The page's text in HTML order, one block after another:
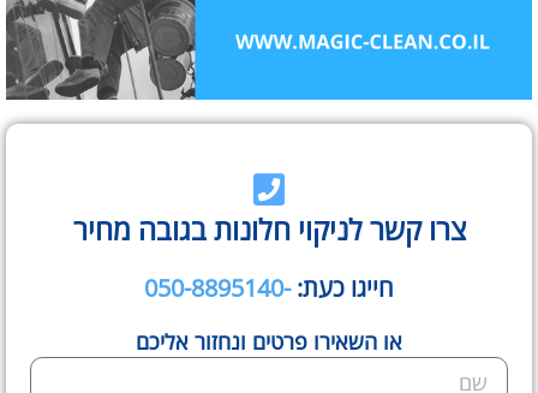
צרו קשר לניקוי חלונות בגובה מחיר
חייגו כעת:-050-8895140
או השאירו פרטים ונחזור אליכם